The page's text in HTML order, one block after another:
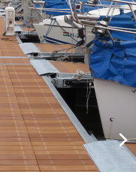
ADN kikötők
tervekkel